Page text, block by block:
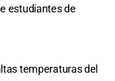
estudiantes de
temperaturas del